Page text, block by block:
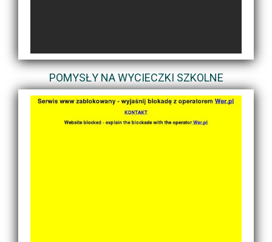
POMYSŁY NA WYCIECZKI SZKOLNE